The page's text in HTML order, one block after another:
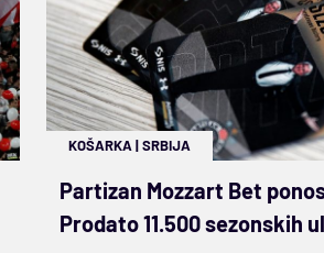
KOŠARKA |SRBIJA
Partizan Mozzart Bet
Prodato 11.500 sezonskih